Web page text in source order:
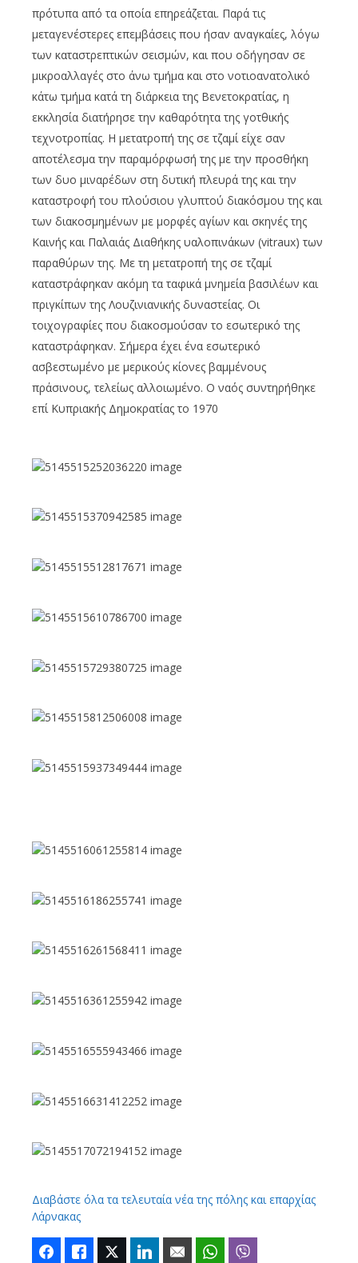
πρότυπα από τα οποία επηρεάζεται. Παρά τις
μεταγενέστερες επεμβάσεις που ήσαν αναγκαίες, λόγω
των καταστρεπτικών σεισμών, και που οδήγησαν σε
μικροαλλαγές στο άνω τμήμα και στο νοτιοανατολικό
κάτω τμήμα κατά τη διάρκεια της Βενετοκρατίας, η
εκκλησία διατήρησε την καθαρότητα της γοτθικής
τεχνοτροπίας. Η μετατροπή της σε τζαμί είχε σαν
αποτέλεσμα την παραμόρφωσή της με την προσθήκη
των δυο μιναρέδων στη δυτική πλευρά της και την
καταστροφή του πλούσιου γλυπτού διακόσμου της και
των διακοσμημένων με μορφές αγίων και σκηνές της
Καινής και Παλαιάς Διαθήκης υαλοπινάκων (vitraux) των
παραθύρων της. Με τη μετατροπή της σε τζαμί
καταστράφηκαν ακόμη τα ταφικά μνημεία βασιλέων και
πριγκίπων της Λουζινιανικής δυναστείας. Οι
τοιχογραφίες που διακοσμούσαν το εσωτερικό της
καταστράφηκαν. Σήμερα έχει ένα εσωτερικό
ασβεστωμένο με μερικούς κίονες βαμμένους
πράσινους, τελείως αλλοιωμένο. Ο ναός συντηρήθηκε
επί Κυπριακής Δημοκρατίας το 1970
Διαβάστε όλα τα τελευταία νέα της πόλης και επαρχίας
Λάρνακας
FacebookLike Twitter LinkedIn Email WhatsApp